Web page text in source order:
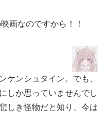
画なのですから！！
ケンシュタイン。でも、
しか思っていませんでし
しき怪物だと知り、今は